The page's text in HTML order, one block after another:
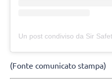
(Fonte comunicato stampa)